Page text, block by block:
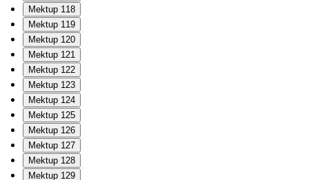
Mektup 118
Mektup 119
Mektup 120
Mektup 121
Mektup 122
Mektup 123
Mektup 124
Mektup 125
Mektup 126
Mektup 127
Mektup 128
Mektup 129